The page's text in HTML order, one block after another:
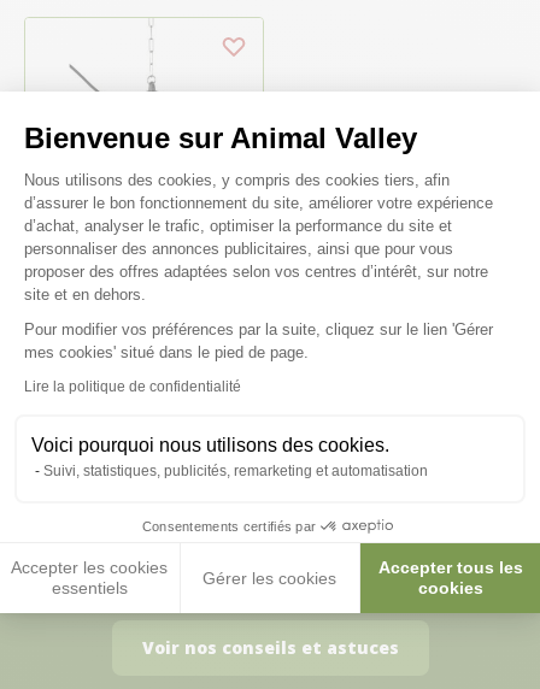
Bienvenue sur Animal Valley
Plateforme de Gestion du
Nous utilisons des cookies, y compris des cookies tiers, afin
d’assurer le bon fonctionnement du site, améliorer votre expérience
d’achat, analyser le trafic, optimiser la performance du site et
personnaliser des annonces publicitaires, ainsi que pour vous
proposer des offres adaptées selon vos centres d’intérêt, sur notre
site et en dehors.
Pour modifier vos préférences par la suite, cliquez sur le lien 'Gérer
mes cookies' situé dans le pied de page.
Lire la politique de confidentialité
Voici pourquoi nous utilisons des cookies.
Suivi, statistiques, publicités, remarketing et automatisation
Consentements certifiés par
Accepter les cookies
essentiels
Gérer les cookies
Accepter tous les
cookies
Axeptio consent
Support de lampe simple IPX4
5m - Eleveuse électrique
24,60 €
Il est bien normal de se poser des
questions :)
Voir nos conseils et astuces